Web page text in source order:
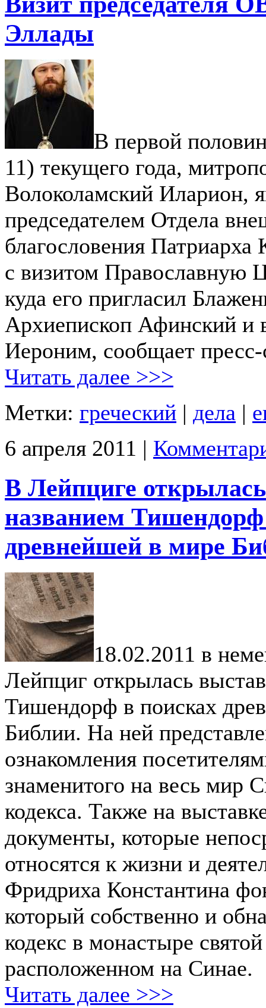
Эллады
В первой
11) текущего года,
Волоколамский Иларион,
председателем Отдела
благословения Патриарха
с визитом Православную
куда его пригласил
Архиепископ Афинский и
Иероним, сообщает
Читать далее >>>
Метки: греческий | дела |
6 апреля 2011 |
В Лейпциге
названием
древнейшей в мире
18.02.2011 в
Лейпциг открылась
Тишендорф в поисках
Библии. На ней
ознакомления
знаменитого на весь мир
кодекса. Также на
документы, которые
относятся к жизни и
Фридриха Константина
который собственно и
кодекс в монастыре
расположенном на Синае.
Читать далее >>>